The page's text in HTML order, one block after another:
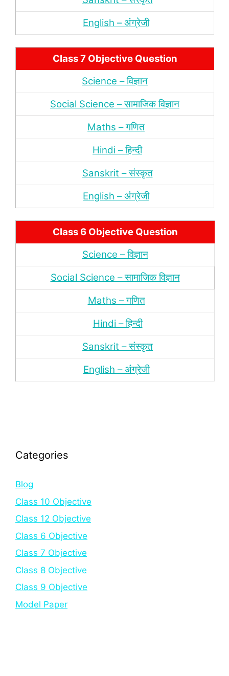
English – अंंग्रेजी
Class 7 Objective Question
Science – विज्ञान
Social Science – सामाजिक विज्ञान
Maths – गणित
Hindi – हिन्‍दी
Sanskrit – संस्‍कृत
English – अंंग्रेजी
Class 6 Objective Question
Science – विज्ञान
Social Science – सामाजिक विज्ञान
Maths – गणित
Hindi – हिन्‍दी
Sanskrit – संस्‍कृत
English – अंंग्रेजी
Categories
Blog
Class 10 Objective
Class 12 Objective
Class 6 Objective
Class 7 Objective
Class 8 Objective
Class 9 Objective
Model Paper